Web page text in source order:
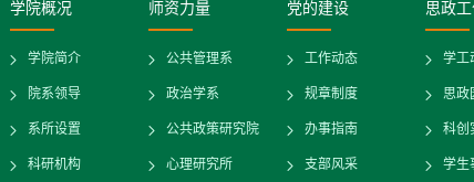
学院概况
学院简介
院系领导
系所设置
科研机构
师资力量
公共管理系
政治学系
公共政策研究院
心理研究所
党的建设
工作动态
规章制度
办事指南
支部风采
思政
学工
思政
科创
学生